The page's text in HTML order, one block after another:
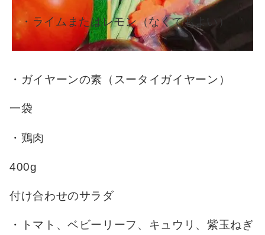
・ライムまたはレモン（なくてもよい）
・ガイヤーンの素（スータイガイヤーン）
一袋
・鶏肉
400g
付け合わせのサラダ
・トマト、ベビーリーフ、キュウリ、紫玉ねぎ